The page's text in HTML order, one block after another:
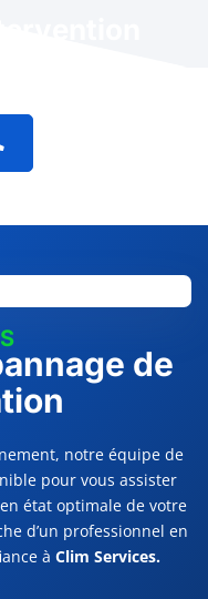
de
notre équipe de
pour vous assister
état optimale de votre
d’un professionnel en
à Clim Services.